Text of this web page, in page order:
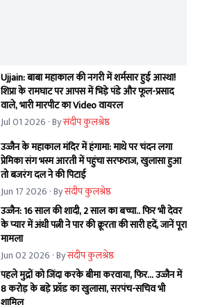
Ujjain: बाबा महाकाल की नगरी में शर्मसार हुई आस्था!
शिप्रा के रामघाट पर आपस में भिड़े पंडे और फूल-प्रसाद
वाले, भारी मारपीट का Video वायरल
Jul 01 2026 · Byसंदीप कुलश्रेष्ठ
उज्जैन के महाकाल मंदिर में हंगामा: माथे पर चंदन लगा
प्रेमिका संग भस्म आरती में पहुंचा सरफराज, खुलासा हुआ
तो बजरंग दल ने की पिटाई
Jun 17 2026 · Byसंदीप कुलश्रेष्ठ
उज्जैन: 16 साल की शादी, 2 साल का बच्चा.. फिर भी देवर
के प्यार में अंधी पत्नी ने पार की क्रूरता की सारी हदें, जानें पूरा
मामला
Jun 02 2026 · Byसंदीप कुलश्रेष्ठ
पहले मुद्रों को जिंदा करके बीमा करवाया, फिर... उज्जैन में
8 करोड़ के बड़े फ्रॉड का खुलासा, सरपंच-सचिव भी